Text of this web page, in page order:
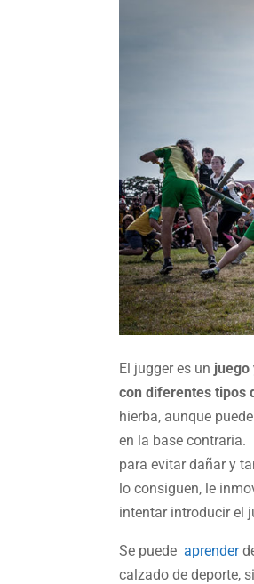
El jugger es un juego
con diferentes tipos
hierba, aunque
en la base contraria.
para evitar dañar y
lo consiguen, le
intentar introducir el
Se puede aprender
calzado de deporte,